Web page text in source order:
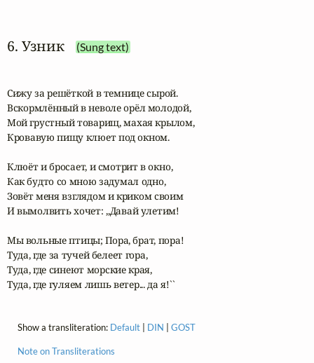
6. Узник (Sung text)
Сижу за решёткой в темнице сырой.
Вскормлённый в неволе орёл молодой,
Мой грустный товарищ, махая крылом,
Кровавую пищу клюет под окном.
Клюёт и бросает, и смотрит в окно,
Как будто со мною задумал одно,
Зовёт меня взглядом и криком своим
И вымолвить хочет: ,,Давай улетим!
Мы вольные птицы; Пора, брат, пора!
Туда, где за тучей белеет гора,
Туда, где синеют морские края,
Туда, где гуляем лишь ветер... да я!``
Show a transliteration: Default| DIN GOST
Note on Transliterations